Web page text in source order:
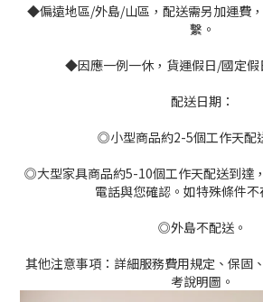
◆偏遠地區/外島/山區，配送需另加運費
繫。
◆因應一例一休，貨運假日/國定假
配送日期：
◎小型商品約2-5個工作天配
◎大型家具商品約5-10個工作天配送到達
電話與您確認。如特殊條件不
◎外島不配送。
其他注意事項：詳細服務費用規定、保固
考說明圖。